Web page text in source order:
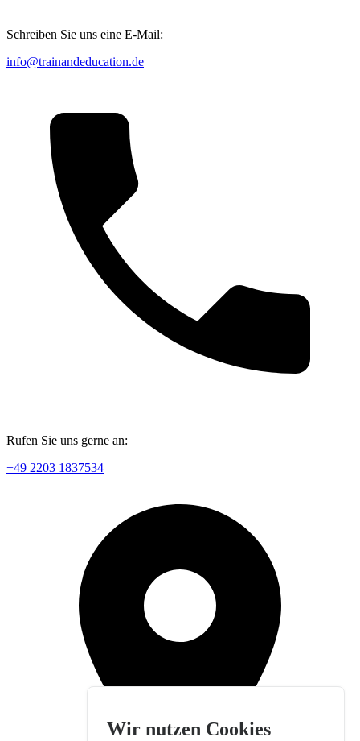
Schreiben Sie uns eine E-Mail:
info@trainandeducation.de
Rufen Sie uns gerne an:
+49 2203 1837534
Wir nutzen Cookies